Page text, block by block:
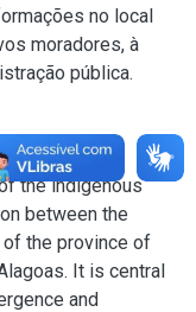
no local
moradores, à
pública.
the
the indigenous
between the
the province of
It is central
and